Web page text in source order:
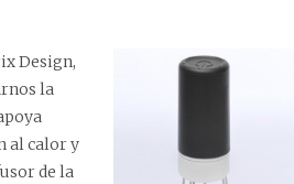
Design,
la
al calor y
de la